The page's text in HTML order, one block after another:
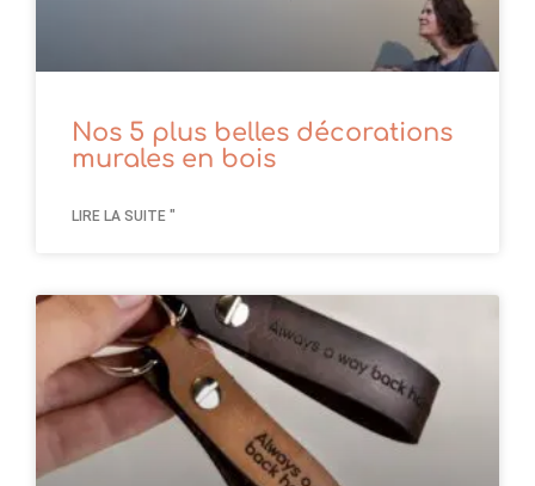
Nos 5 plus belles décorations
murales en bois
LIRE LA SUITE "